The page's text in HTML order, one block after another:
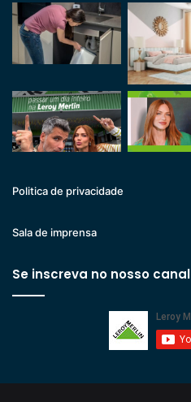
Politica de privacidade
Sala de imprensa
Se inscreva no nosso canal